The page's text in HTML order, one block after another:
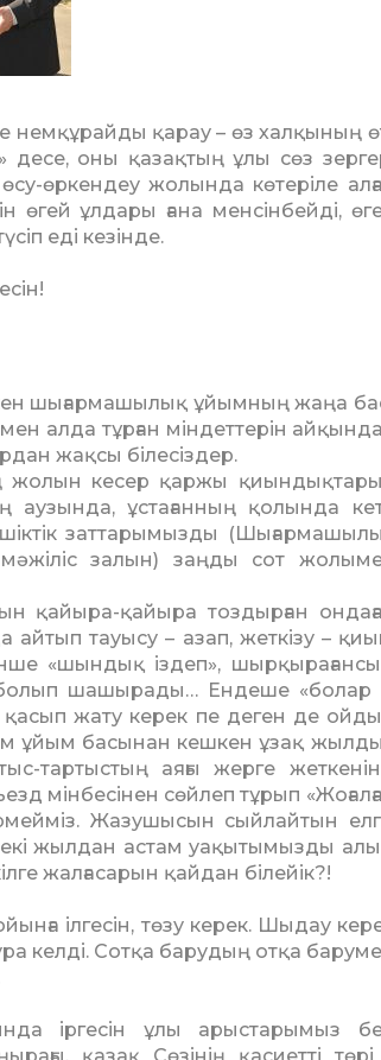
нем­құрайды қарау – өз халқының
десе, оны қазақтың ұлы сөз
өркендеу жо­лында көтеріле
өгей ұлдары ғана мен­сінбейді,
еді кезінде.
шы­ғармашылық ұйымның жаңа
алда тұрған міндеттерін
жақ­сы білесіздер.
жолын ке­сер қаржы
аузында, ұста­ған­ның қолында
заттарымыз­ды
мәжіліс залын) заңды сот
қайы­­ра-қайыра тоздырған
тауысу – азап, жеткізу –
«шын­дық іздеп»,
болып шашы­ра­ды… Ендеше «болар
жату керек пе де­ген де
ұйым басынан кешкен ұзақ
тартыстың аяғы жерге
мінбесінен сөйлеп тұрып
Жазушысын сыйлайтын
жыл­дан астам уақытымызды
жал­ғасарын қайдан білейік?!
ілгесін, төзу керек. Шыдау
кел­ді. Сотқа барудың отқа
іргесін ұлы арыстарымыз